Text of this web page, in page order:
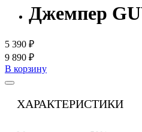
Джемпер
5 390 ₽
9 890 ₽
В корзину
ХАРАКТЕРИСТИКИ